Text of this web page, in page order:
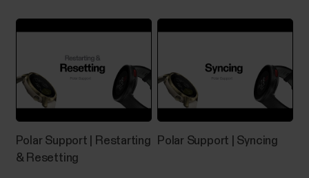
Polar Support | Restarting
& Resetting
Polar Support | Syncing